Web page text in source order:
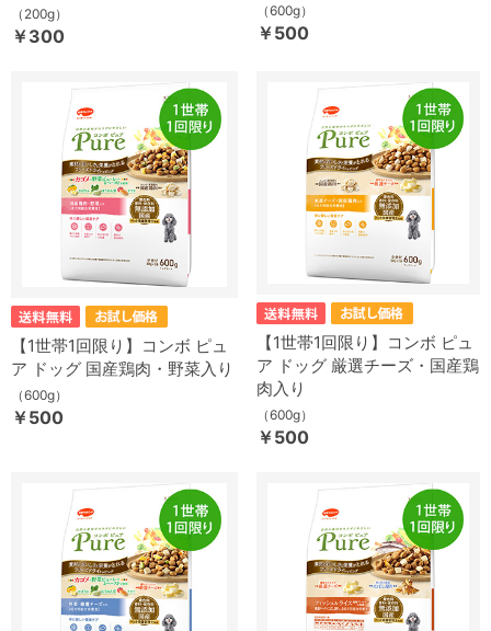
（200g）
￥300
（600g）
￥500
【1世帯1回限り】コンボ ピュ
ア ドッグ 国産鶏肉・野菜入り
（600g）
￥500
【1世帯1回限り】コンボ ピュ
ア ドッグ 厳選チーズ・国産鶏
肉入り
（600g）
￥500